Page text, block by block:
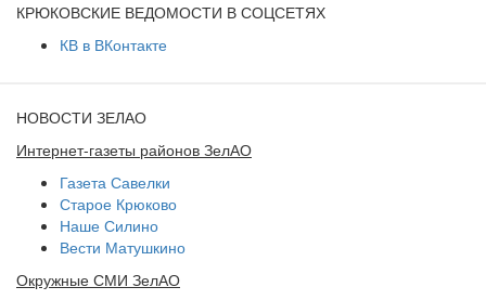
КРЮКОВСКИЕ ВЕДОМОСТИ В СОЦСЕТЯХ
КВ в ВКонтакте
НОВОСТИ ЗЕЛАО
Интернет-газеты районов ЗелАО
Газета Савелки
Старое Крюково
Наше Силино
Вести Матушкино
Окружные СМИ ЗелАО